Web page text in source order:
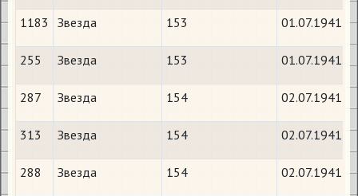
1183 Звезда 153 01.07.1941
255 Звезда 153 01.07.1941
287 Звезда 154 02.07.1941
313 Звезда 154 02.07.1941
288 Звезда 154 02.07.1941